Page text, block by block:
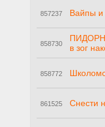
857237 Вайпы и
858730
в зог
858772
861525 Снести